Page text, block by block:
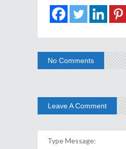
No Comments
Leave A Comment